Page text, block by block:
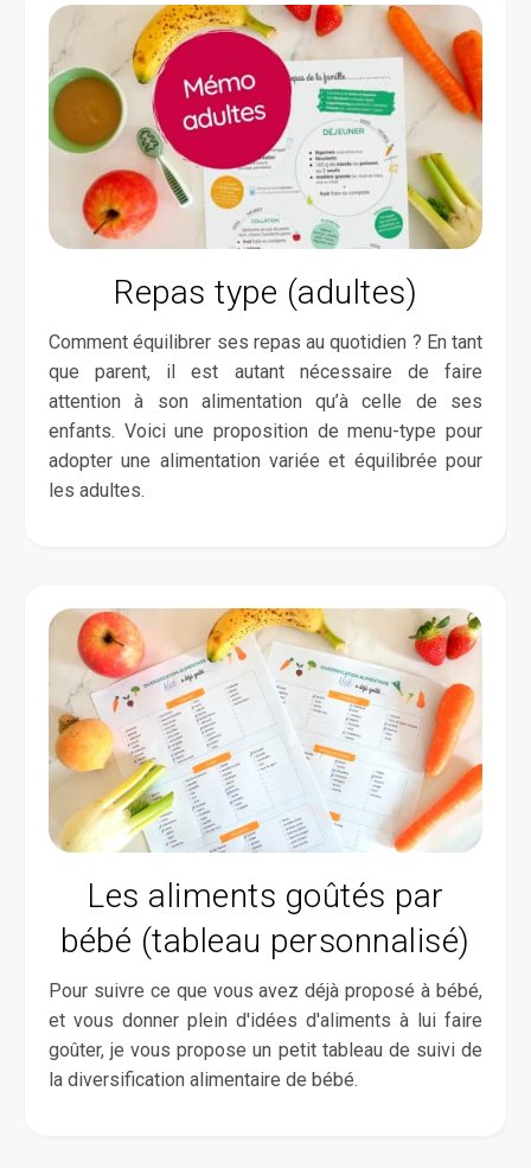
Repas type (adultes)
Comment équilibrer ses repas au quotidien ? En tant
que parent, il est autant nécessaire de faire
attention à son alimentation qu’à celle de ses
enfants. Voici une proposition de menu-type pour
adopter une alimentation variée et équilibrée pour
les adultes.
Les aliments goûtés par
bébé (tableau personnalisé)
Pour suivre ce que vous avez déjà proposé à bébé,
et vous donner plein d'idées d'aliments à lui faire
goûter, je vous propose un petit tableau de suivi de
la diversification alimentaire de bébé.